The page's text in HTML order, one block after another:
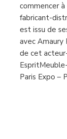
commencer
fabricant-
est issu de
avec Amaury
de cet
Paris Expo –